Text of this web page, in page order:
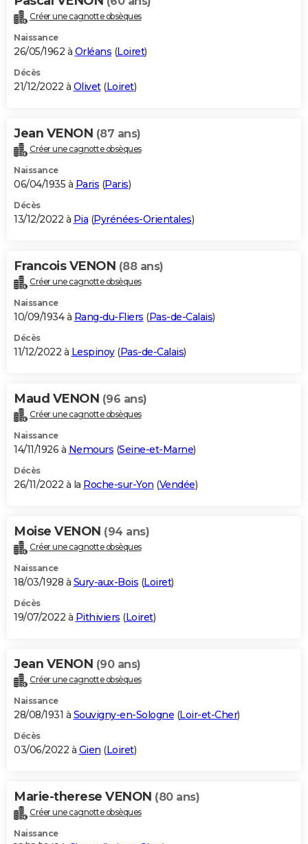
Créer une cagnotte obsèques
Naissance
26/05/1962 à Orléans (Loiret)
Décès
21/12/2022 à Olivet(Loiret)
Jean VENON (87 ans)
Créer une cagnotte obsèques
Naissance
06/04/1935 à Paris (Paris)
Décès
13/12/2022 à Pia (Pyrénées-Orientales)
Francois VENON (88 ans)
Créer une cagnotte obsèques
Naissance
10/09/1934 à Rang-du-Fliers (Pas-de-Calais)
Décès
11/12/2022 à Lespinoy(Pas-de-Calais)
Maud VENON (96 ans)
Créer une cagnotte obsèques
Naissance
14/11/1926 à Nemours (Seine-et-Marne)
Décès
26/11/2022 à la Roche-sur-Yon (Vendée)
Moise VENON (94 ans)
Créer une cagnotte obsèques
Naissance
18/03/1928 à Sury-aux-Bois (Loiret)
Décès
19/07/2022 à Pithiviers (Loiret)
Jean VENON (90 ans)
Créer une cagnotte obsèques
Naissance
28/08/1931 à Souvigny-en-Sologne (Loir-et-Cher)
Décès
03/06/2022 à Gien (Loiret)
Marie-therese VENON (80 ans)
Créer une cagnotte obsèques
Naissance